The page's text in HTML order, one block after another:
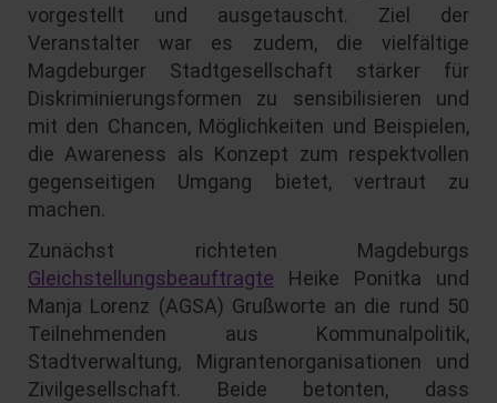
vorgestellt und ausgetauscht. Ziel der
Veranstalter war es zudem, die vielfältige
Magdeburger Stadtgesellschaft stärker für
Diskriminierungsformen zu sensibilisieren und
mit den Chancen, Möglichkeiten und Beispielen,
die Awareness als Konzept zum respektvollen
gegenseitigen Umgang bietet, vertraut zu
machen.
Zunächst richteten Magdeburgs
Gleichstellungsbeauftragte Heike Ponitka und
Manja Lorenz (AGSA) Grußworte an die rund 50
Teilnehmenden aus Kommunalpolitik,
Stadtverwaltung, Migrantenorganisationen und
Zivilgesellschaft. Beide betonten, dass